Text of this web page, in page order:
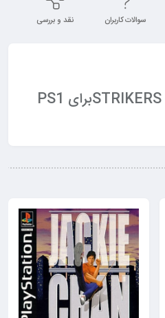
سوالات کاربران نقد و بررسی